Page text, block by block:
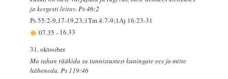
ja kergesti leitav. Ps 46:2
Ps 55:2-9,17-19,23;1Tm 4:7-9;1Aj 16:23-31
07.35- 16.33
31. oktoober
Ma tahan rääkida su tunnistustest kuningate ees ja mitte
häbeneda. Ps 119:46